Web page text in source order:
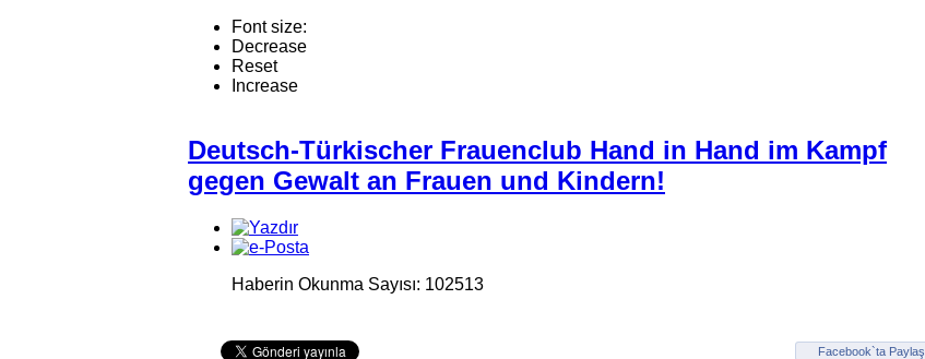
Font size:
Decrease
Reset
Increase
Deutsch-Türkischer Frauenclub Hand in Hand im Kampf
gegen Gewalt an Frauen und Kindern!
Haberin Okunma Sayısı: 102513
Facebook`ta Paylaş